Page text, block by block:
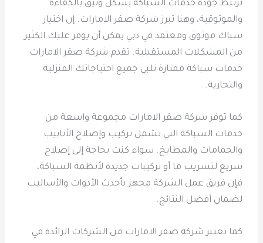
ترتبط جودة خدمات السباكة بشكل وثيق بالكفاءة
والموثوقية، وهنا تبرز شركة صقر الامارات. إن اختيار
سباك موثوق ومعتمد في دبي يمكن أن يوفر عليك الكثير
من المشكلات المستقبلية. تقدم شركة صقر الامارات
خدمات سباكة ممتازة تلبي جميع احتياجاتك المنزلية
والتجارية.
كما توفر شركة صقر الامارات مجموعة واسعة من
خدمات السباكة التي تشمل تركيب وإصلاح الأنابيب
والحمامات والمطابخ. سواء كنت بحاجة إلى إصلاح
سريع لتسريب ما أو تركيبات جديدة لأنظمة السباكة،
فإن فريق عمل الشركة مجهز بأحدث الأدوات والأساليب
لضمان أفضل النتائج.
كما تعتبر شركة صقر الامارات من الشركات الرائدة في